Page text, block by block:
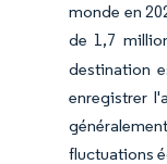
monde en
de 1,7
destination
enregistrer
fluctuations